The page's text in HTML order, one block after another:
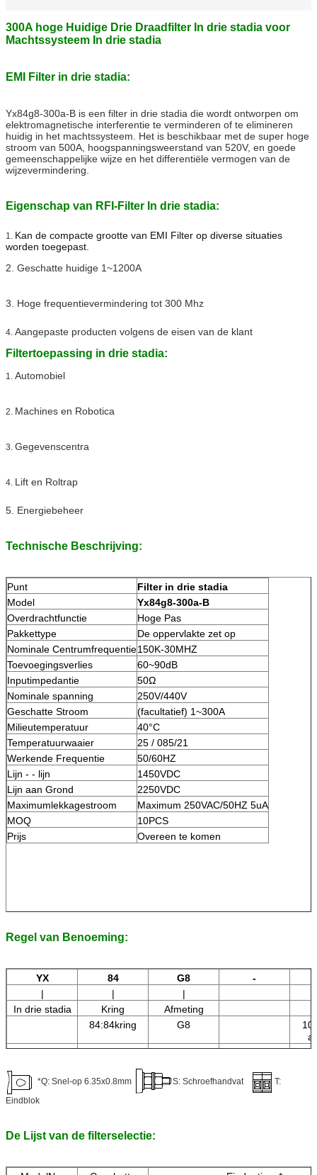
300A hoge Huidige Drie Draadfilter In drie stadia voor
Machtssysteem In drie stadia
EMI Filter in drie stadia:
Yx84g8-300a-B is een filter in drie stadia die wordt ontworpen om
elektromagnetische interferentie te verminderen of te elimineren
huidig in het machtssysteem. Het is beschikbaar met de super hoge
stroom van 500A, hoogspanningsweerstand van 520V, en goede
gemeenschappelijke wijze en het differentiële vermogen van de
wijzevermindering.
Eigenschap van RFI-Filter In drie stadia:
1. Kan de compacte grootte van EMI Filter op diverse situaties
worden toegepast.
2. Geschatte huidige 1~1200A
3. Hoge frequentievermindering tot 300 Mhz
4. Aangepaste producten volgens de eisen van de klant
Filtertoepassing in drie stadia:
1. Automobiel
2. Machines en Robotica
3. Gegevenscentra
4. Lift en Roltrap
5. Energiebeheer
Technische Beschrijving:
Punt
Filter in drie stadia
Model
Yx84g8-300a-B
Overdrachtfunctie
Hoge Pas
Pakkettype
De oppervlakte zet op
Nominale Centrumfrequentie150K-30MHZ
Toevoegingsverlies
60~90dB
Inputimpedantie
50Ω
Nominale spanning
250V/440V
Geschatte Stroom
(facultatief) 1~300A
Milieutemperatuur
40°C
Temperatuurwaaier
25 / 085/21
Werkende Frequentie
50/60HZ
Lijn - - lijn
1450VDC
Lijn aan Grond
2250VDC
Maximumlekkagestroom
Maximum 250VAC/50HZ 5uA
MOQ
10PCS
Prijs
Overeen te komen
Regel van Benoeming:
YX 84 G8 -
|
|
|
In drie stadia
Kring Afmeting
84:84kring
G8
*Q: Snel-op 6.35x0.8mm S: Schroefhandvat
T:
Eindblok
De Lijst van de filterselectie: